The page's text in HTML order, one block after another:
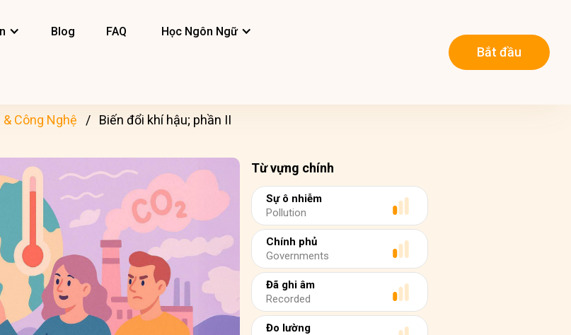
Blog FAQ Học Ngôn Ngữ
Bắt đầu
Công Nghệ Biến đổi khí hậu; phần II
Từ vựng chính
Sự ô nhiễm
Pollution
Chính phủ
Governments
Đã ghi âm
Recorded
Đo lường